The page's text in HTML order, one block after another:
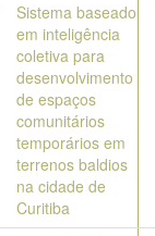
Sistema baseado
em inteligência
coletiva para
desenvolvimento
de espaços
comunitários
temporários em
terrenos baldios
na cidade de
Curitiba